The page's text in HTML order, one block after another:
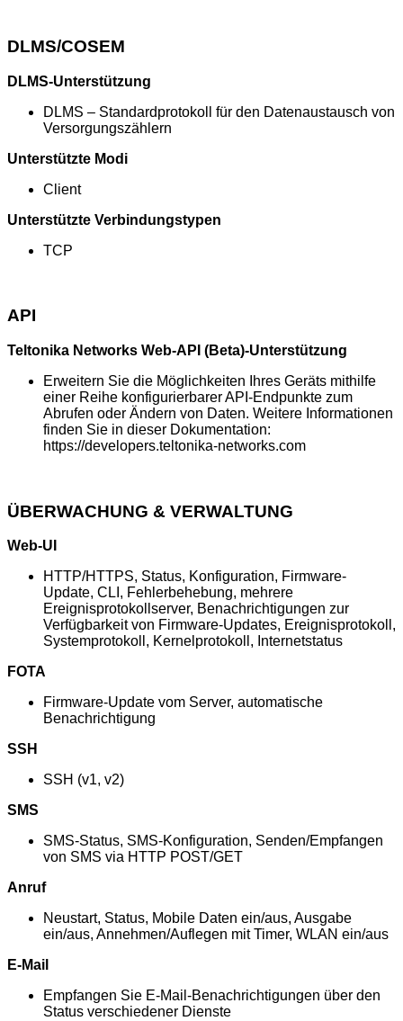
DLMS/COSEM
DLMS-Unterstützung
DLMS – Standardprotokoll für den Datenaustausch von
Versorgungszählern
Unterstützte Modi
Client
Unterstützte Verbindungstypen
TCP
API
Teltonika Networks Web-API (Beta)-Unterstützung
Erweitern Sie die Möglichkeiten Ihres Geräts mithilfe
einer Reihe konfigurierbarer API-Endpunkte zum
Abrufen oder Ändern von Daten. Weitere Informationen
finden Sie in dieser Dokumentation:
https://developers.teltonika-networks.com
ÜBERWACHUNG & VERWALTUNG
Web-UI
HTTP/HTTPS, Status, Konfiguration, Firmware-
Update, CLI, Fehlerbehebung, mehrere
Ereignisprotokollserver, Benachrichtigungen zur
Verfügbarkeit von Firmware-Updates, Ereignisprotokoll,
Systemprotokoll, Kernelprotokoll, Internetstatus
FOTA
Firmware-Update vom Server, automatische
Benachrichtigung
SSH
SSH (v1, v2)
SMS
SMS-Status, SMS-Konfiguration, Senden/Empfangen
von SMS via HTTP POST/GET
Anruf
Neustart, Status, Mobile Daten ein/aus, Ausgabe
ein/aus, Annehmen/Auflegen mit Timer, WLAN ein/aus
E-Mail
Empfangen Sie E-Mail-Benachrichtigungen über den
Status verschiedener Dienste